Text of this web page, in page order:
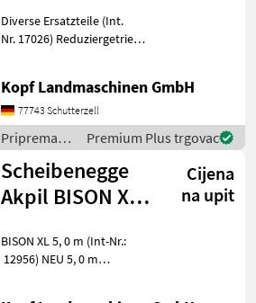
Bremer
Rotort
Diverse Ersatzteile (Int.
Nr. 17026) Reduziergetriebe
Verteilerkopf 4-reihig mit
Zyklon
Kopf Landmaschinen GmbH
77743 Schutterzell
Priprema/
obrada tla
(plugovi,
kultivatori,
tanjurače i
Premium Plus trgovac
Scheibenegge
Akpil BISON XL 5
Federwal
Cijena
na upit
BISON XL 5, 0 m (Int-Nr.:
12956) NEU 5, 0 m